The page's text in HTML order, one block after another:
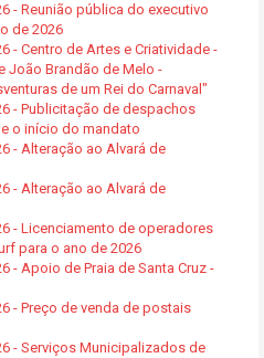
- Reunião pública do executivo
de 2026
- Centro de Artes e Criatividade -
João Brandão de Melo -
de um Rei do Carnaval"
- Publicitação de despachos
o início do mandato
- Alteração ao Alvará de
- Alteração ao Alvará de
- Licenciamento de operadores
para o ano de 2026
- Apoio de Praia de Santa Cruz -
- Preço de venda de postais
- Serviços Municipalizados de